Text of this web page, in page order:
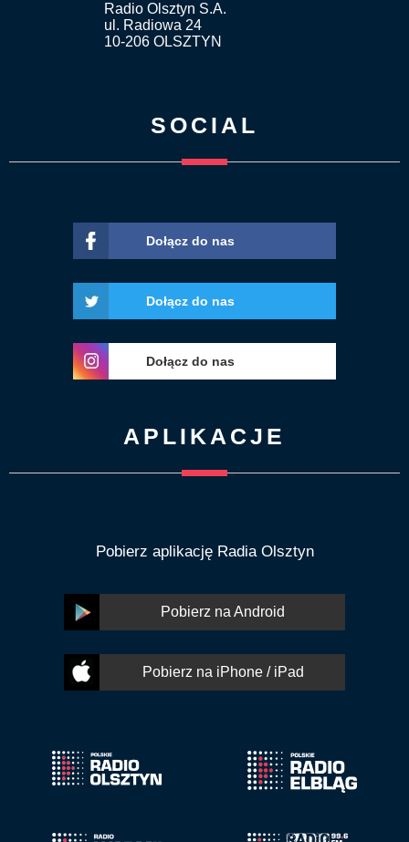
Radio Olsztyn S.A.
ul. Radiowa 24
10-206 OLSZTYN
SOCIAL
Dołącz do nas
Dołącz do nas
Dołącz do nas
APLIKACJE
Pobierz aplikację Radia Olsztyn
Pobierz na Android
Pobierz na iPhone / iPad